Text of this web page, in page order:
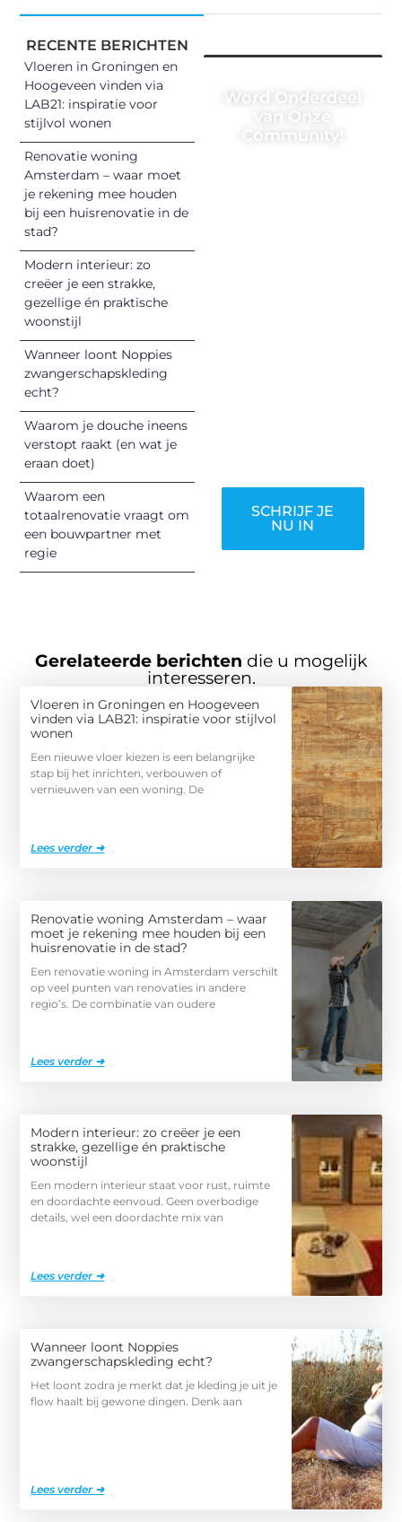
RECENTE BERICHTEN
Vloeren in Groningen en
Hoogeveen vinden via
LAB21: inspiratie voor
stijlvol wonen
Renovatie woning
Amsterdam – waar moet
je rekening mee houden
bij een huisrenovatie in de
stad?
Modern interieur: zo
creëer je een strakke,
gezellige én praktische
woonstijl
Wanneer loont Noppies
zwangerschapskleding
echt?
Waarom je douche ineens
verstopt raakt (en wat je
eraan doet)
Waarom een
totaalrenovatie vraagt om
een bouwpartner met
regie
Word Onderdeel
van Onze
Community!
SCHRIJF JE
NU IN
Gerelateerde berichten die u mogelijk
interesseren.
Vloeren in Groningen en Hoogeveen
vinden via LAB21: inspiratie voor stijlvol
wonen
Een nieuwe vloer kiezen is een belangrijke
stap bij het inrichten, verbouwen of
vernieuwen van een woning. De
Lees verder ➜
Renovatie woning Amsterdam – waar
moet je rekening mee houden bij een
huisrenovatie in de stad?
Een renovatie woning in Amsterdam verschilt
op veel punten van renovaties in andere
regio’s. De combinatie van oudere
Lees verder ➜
Modern interieur: zo creëer je een
strakke, gezellige én praktische
woonstijl
Een modern interieur staat voor rust, ruimte
en doordachte eenvoud. Geen overbodige
details, wel een doordachte mix van
Lees verder ➜
Wanneer loont Noppies
zwangerschapskleding echt?
Het loont zodra je merkt dat je kleding je uit je
flow haalt bij gewone dingen. Denk aan
Lees verder ➜